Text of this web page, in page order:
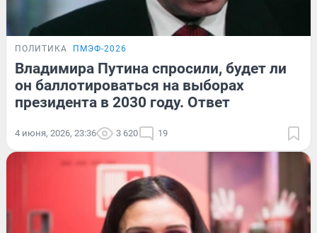
ПОЛИТИКА ПМЭФ-2026
Владимира Путина спросили, будет ли
он баллотироваться на выборах
президента в 2030 году. Ответ
4 июня, 2026, 23:36 3 620 19